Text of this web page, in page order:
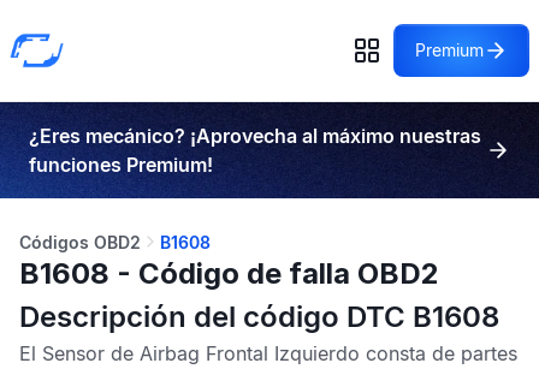
Premium
¿Eres mecánico? ¡Aprovecha al máximo nuestras
funciones Premium!
Códigos OBD2 B1608
B1608 - Código de falla OBD2
Descripción del código DTC B1608
El Sensor de Airbag Frontal Izquierdo consta de partes